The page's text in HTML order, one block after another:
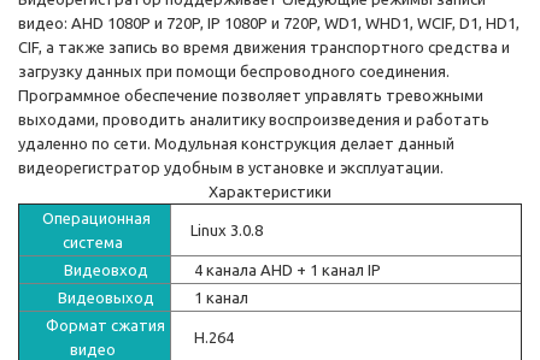
видео: AHD 1080P и 720P, IP 1080P и 720P, WD1, WHD1, WCIF, D1, HD1,
CIF, а также запись во время движения транспортного средства и
загрузку данных при помощи беспроводного соединения.
Программное обеспечение позволяет управлять тревожными
выходами, проводить аналитику воспроизведения и работать
удаленно по сети. Модульная конструкция делает данный
видеорегистратор удобным в установке и эксплуатации.
Характеристики
Операционная
система
Linux 3.0.8
Видеовход
4 канала AHD + 1 канал IP
Видеовыход
1 канал
Формат сжатия
видео
H.264